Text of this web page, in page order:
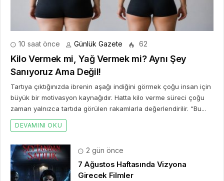
10 saat önce Günlük Gazete 62
Kilo Vermek mi, Yağ Vermek mi? Aynı Şey
Sanıyoruz Ama Değil!
Tartıya çıktığınızda ibrenin aşağı indiğini görmek çoğu insan için
büyük bir motivasyon kaynağıdır. Hatta kilo verme süreci çoğu
zaman yalnızca tartıda görülen rakamlarla değerlendirilir. “Bu...
DEVAMINI OKU
2 gün önce
7 Ağustos Haftasında Vizyona
Girecek Filmler